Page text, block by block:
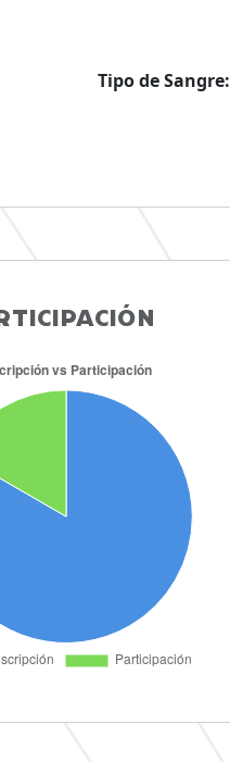
Tipo de Sangre: